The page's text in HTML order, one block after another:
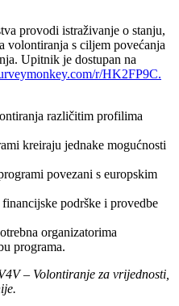
provodi istraživanje o stanju,
volontiranja s ciljem povećanja
Upitnik je dostupan na
r/HK2FP9C.
različitim profilima
kreiraju jednake mogućnosti
povezani s europskim
podrške i provedbe
organizatorima
programa.
– Volontiranje za vrijednosti,